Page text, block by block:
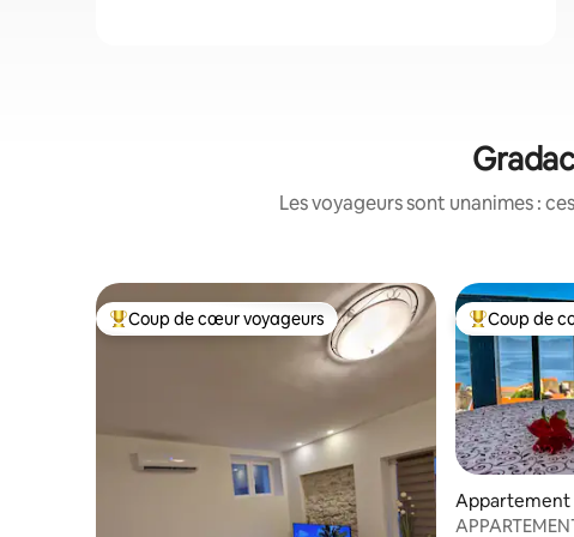
Les voyageurs sont unanimes :
Coups de cœur voyageurs les plus appréciés
Coup de cœur voyageurs Coups de
Coup de
Appartement